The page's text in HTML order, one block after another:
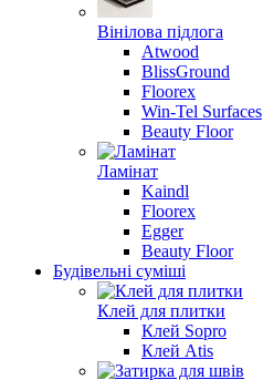
Вінілова підлога
Atwood
BlissGround
Floorex
Win-Tel Surfaces
Beauty Floor
Ламінат
Kaindl
Floorex
Egger
Beauty Floor
Будівельні суміші
Клей для плитки
Клей Sopro
Клей Atis